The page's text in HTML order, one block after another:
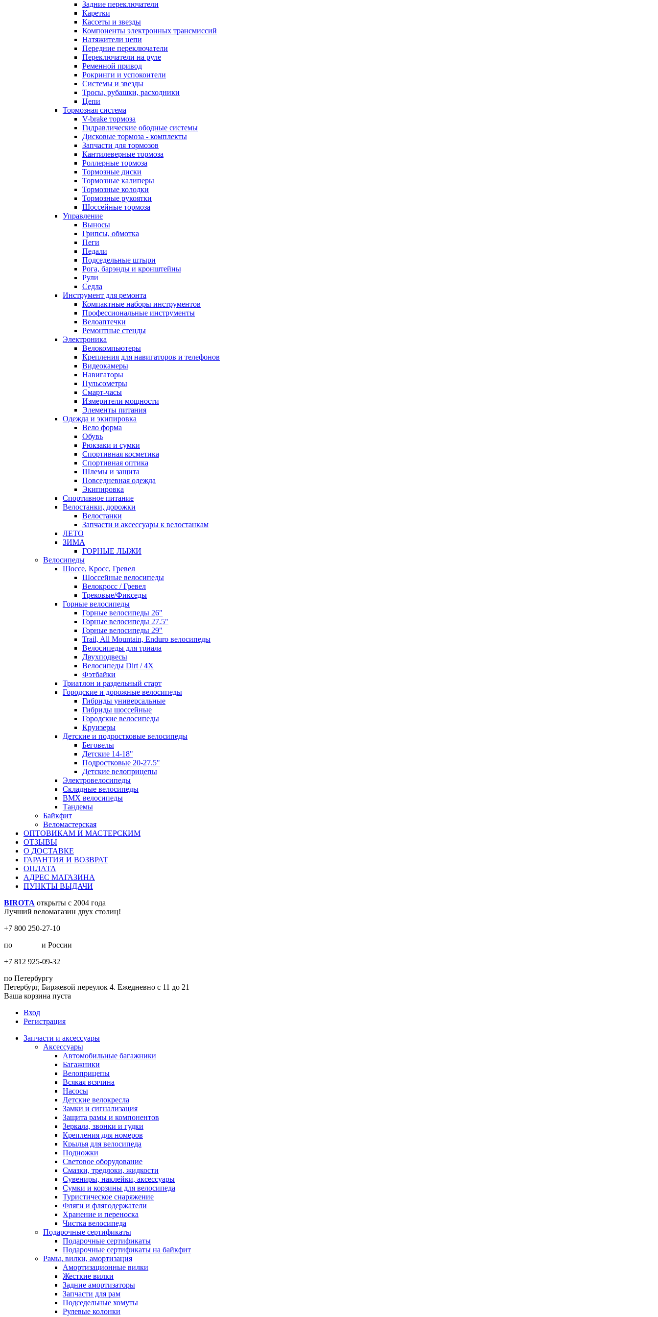
Задние переключатели
Каретки
Кассеты и звезды
Компоненты электронных трансмиссий
Натяжители цепи
Передние переключатели
Переключатели на руле
Ременной привод
Рокринги и успокоители
Системы и звезды
Тросы, рубашки, расходники
Цепи
Тормозная система
V-brake тормоза
Гидравлические ободные системы
Дисковые тормоза - комплекты
Запчасти для тормозов
Кантилеверные тормоза
Роллерные тормоза
Тормозные диски
Тормозные калиперы
Тормозные колодки
Тормозные рукоятки
Шоссейные тормоза
Управление
Выносы
Грипсы, обмотка
Пеги
Педали
Подседельные штыри
Рога, барэнды и кронштейны
Рули
Седла
Инструмент для ремонта
Компактные наборы инструментов
Профессиональные инструменты
Велоаптечки
Ремонтные стенды
Электроника
Велокомпьютеры
Крепления для навигаторов и телефонов
Видеокамеры
Навигаторы
Пульсометры
Смарт-часы
Измерители мощности
Элементы питания
Одежда и экипировка
Вело форма
Обувь
Рюкзаки и сумки
Спортивная косметика
Спортивная оптика
Шлемы и защита
Повседневная одежда
Экипировка
Спортивное питание
Велостанки, дорожки
Велостанки
Запчасти и аксессуары к велостанкам
ЛЕТО
ЗИМА
ГОРНЫЕ ЛЫЖИ
Велосипеды
Шоссе, Кросс, Гревел
Шоссейные велосипеды
Велокросс / Гревел
Трековые/Фикседы
Горные велосипеды
Горные велосипеды 26"
Горные велосипеды 27.5"
Горные велосипеды 29"
Trail, All Mountain, Enduro велосипеды
Велосипеды для триала
Двухподвесы
Велосипеды Dirt / 4X
Фэтбайки
Триатлон и раздельный старт
Городские и дорожные велосипеды
Гибриды универсальные
Гибриды шоссейные
Городские велосипеды
Круизеры
Детские и подростковые велосипеды
Беговелы
Детские 14-18"
Подростковые 20-27.5"
Детские велоприцепы
Электровелосипеды
Складные велосипеды
BMX велосипеды
Тандемы
Байкфит
Веломастерская
ОПТОВИКАМ И МАСТЕРСКИМ
ОТЗЫВЫ
О ДОСТАВКЕ
ГАРАНТИЯ И ВОЗВРАТ
ОПЛАТА
АДРЕС МАГАЗИНА
ПУНКТЫ ВЫДАЧИ
BIROTA открыты с 2004 года
Лучший веломагазин двух столиц!
+7 800 250-27-10
по
и России
+7 812 925-09-32
по Петербургу
Петербург, Биржевой переулок 4. Ежедневно с 11 до 21
Ваша корзина пуста
Вход
Регистрация
Запчасти и аксессуары
Аксессуары
Автомобильные багажники
Багажники
Велоприцепы
Всякая всячина
Насосы
Детские велокресла
Замки и сигнализация
Защита рамы и компонентов
Зеркала, звонки и гудки
Крепления для номеров
Крылья для велосипеда
Подножки
Световое оборудование
Смазки, тредлоки, жидкости
Сувениры, наклейки, аксессуары
Сумки и корзины для велосипеда
Туристическое снаряжение
Фляги и флягодержатели
Хранение и переноска
Чистка велосипеда
Подарочные сертификаты
Подарочные сертификаты
Подарочные сертификаты на байкфит
Рамы, вилки, амортизация
Амортизационные вилки
Жесткие вилки
Задние амортизаторы
Запчасти для рам
Подседельные хомуты
Рулевые колонки